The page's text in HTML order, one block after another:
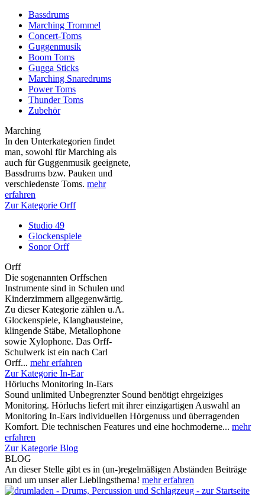
Bassdrums
Marching Trommel
Concert-Toms
Guggenmusik
Boom Toms
Gugga Sticks
Marching Snaredrums
Power Toms
Thunder Toms
Zubehör
Marching
In den Unterkategorien findet
man, sowohl für Marching als
auch für Guggenmusik geeignete,
Bassdrums bzw. Pauken und
verschiedenste Toms. mehr
erfahren
Zur Kategorie Orff
Studio 49
Glockenspiele
Sonor Orff
Orff
Die sogenannten Orffschen
Instrumente sind in Schulen und
Kinderzimmern allgegenwärtig.
Zu dieser Kategorie zählen u.A.
Glockenspiele, Klangbausteine,
klingende Stäbe, Metallophone
sowie Xylophone. Das Orff-
Schulwerk ist ein nach Carl
Orff... mehr erfahren
Zur Kategorie In-Ear
Hörluchs Monitoring In-Ears
Sound unlimited Unbegrenzter Sound benötigt ehrgeiziges
Monitoring. Hörluchs liefert mit ihrer einzigartigen Auswahl an
Monitoring In-Ears individuellen Hörgenuss und überragenden
Komfort. Die technischen Features und eine hochmoderne... mehr
erfahren
Zur Kategorie Blog
BLOG
An dieser Stelle gibt es in (un-)regelmäßigen Abständen Beiträge
rund um unser aller Lieblingsthema! mehr erfahren